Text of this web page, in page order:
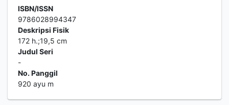
ISBN/ISSN
9786028994347
Deskripsi Fisik
172 h.;19,5 cm
Judul Seri
-
No. Panggil
920 ayu m